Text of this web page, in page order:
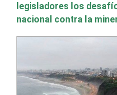
legisladores los
nacional contra la